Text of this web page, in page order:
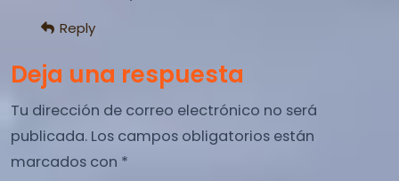
Reply
Deja una respuesta
Tu dirección de correo electrónico no será
publicada. Los campos obligatorios están
marcados con *